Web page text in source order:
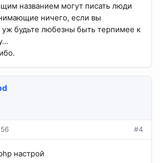
названием могут писать люди
ничего, если вы
уж будьте любезны быть терпимее к
#4
настрой